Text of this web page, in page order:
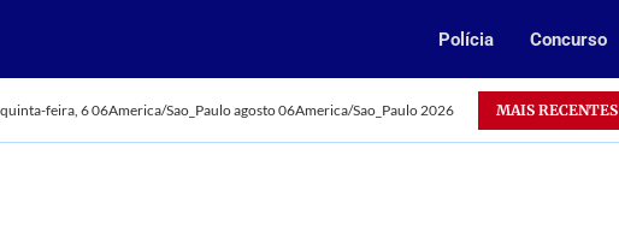
Polícia Concurso
quinta-feira, 6 06America/Sao_Paulo agosto 06America/Sao_Paulo 2026 MAIS RECENTES
Oportunidade: Vale abre 385 vagas para jovens aprendizes no Pará